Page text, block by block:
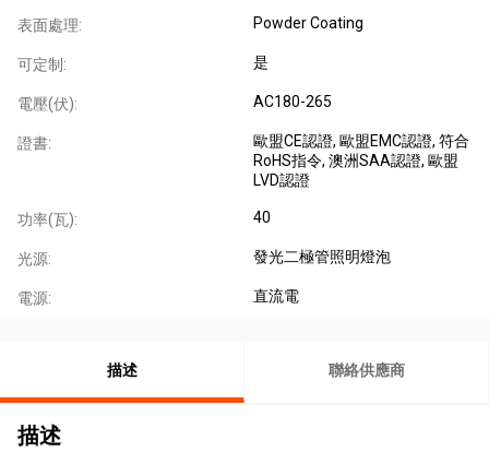
表面處理: Powder Coating
可定制: 是
電壓(伏): AC180-265
證書: 歐盟CE認證, 歐盟EMC認證, 符合
RoHS指令, 澳洲SAA認證, 歐盟
LVD認證
功率(瓦): 40
光源: 發光二極管照明燈泡
電源: 直流電
描述 聯絡供應商
描述